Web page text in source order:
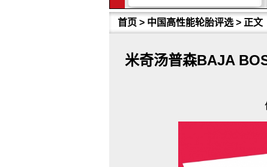
首页 > 中国高性能轮胎评选 > 正文
米奇汤普森BAJA